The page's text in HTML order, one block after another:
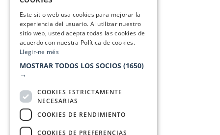
Este sitio web usa cookies para mejorar la
experiencia del usuario. Al utilizar nuestro
sitio web, usted acepta todas las cookies de
acuerdo con nuestra Política de cookies.
Llegir-ne més
MOSTRAR TODOS LOS SOCIOS (1650)
→
COOKIES ESTRICTAMENTE
NECESARIAS
COOKIES DE RENDIMIENTO
COOKIES DE PREFERENCIAS